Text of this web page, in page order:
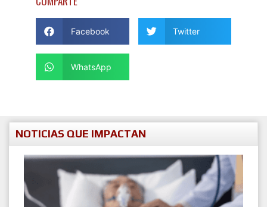
Facebook Twitter
WhatsApp
NOTICIAS QUE IMPACTAN